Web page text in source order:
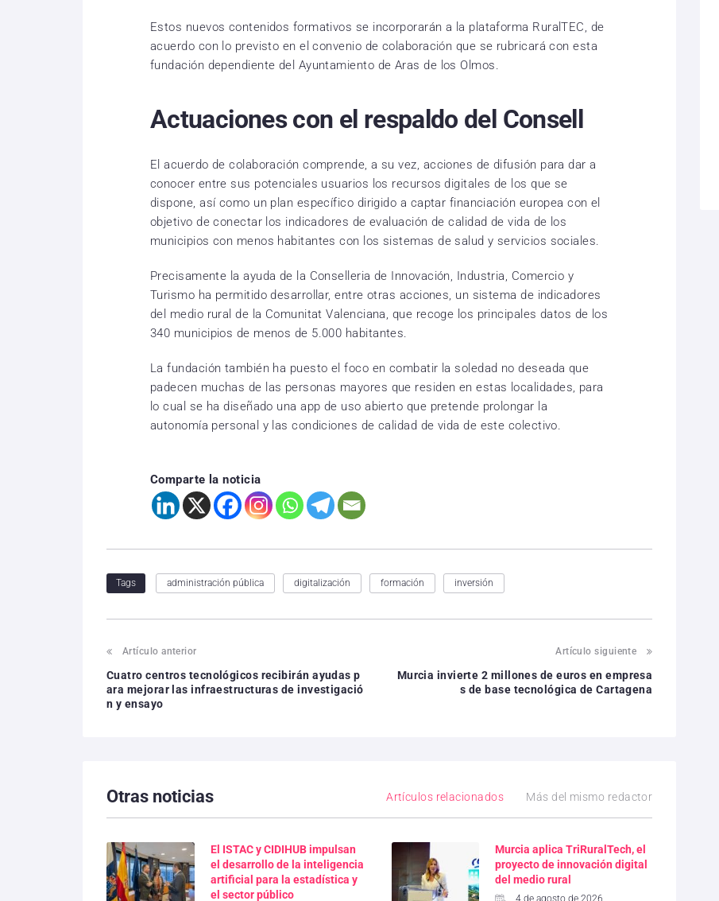
Estos nuevos contenidos formativos se incorporarán a la plataforma RuralTEC, de
acuerdo con lo previsto en el convenio de colaboración que se rubricará con esta
fundación dependiente del Ayuntamiento de Aras de los Olmos.
Actuaciones con el respaldo del Consell
El acuerdo de colaboración comprende, a su vez, acciones de difusión para dar a
conocer entre sus potenciales usuarios los recursos digitales de los que se
dispone, así como un plan específico dirigido a captar financiación europea con el
objetivo de conectar los indicadores de evaluación de calidad de vida de los
municipios con menos habitantes con los sistemas de salud y servicios sociales.
Precisamente la ayuda de la Conselleria de Innovación, Industria, Comercio y
Turismo ha permitido desarrollar, entre otras acciones, un sistema de indicadores
del medio rural de la Comunitat Valenciana, que recoge los principales datos de los
340 municipios de menos de 5.000 habitantes.
La fundación también ha puesto el foco en combatir la soledad no deseada que
padecen muchas de las personas mayores que residen en estas localidades, para
lo cual se ha diseñado una app de uso abierto que pretende prolongar la
autonomía personal y las condiciones de calidad de vida de este colectivo.
Comparte la noticia
Tags administración pública digitalización formación inversión
Artículo anterior
Cuatro centros tecnológicos recibirán ayudas p
ara mejorar las infraestructuras de investigació
n y ensayo
Artículo siguiente
Murcia invierte 2 millones de euros en empresa
s de base tecnológica de Cartagena
Otras noticias Artículos relacionados Más del mismo redactor
El ISTAC y CIDIHUB impulsan
el desarrollo de la inteligencia
artificial para la estadística y
el sector público
Murcia aplica TriRuralTech, el
proyecto de innovación digital
del medio rural
4 de agosto de 2026